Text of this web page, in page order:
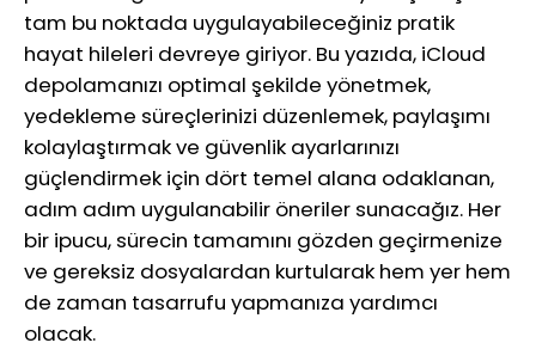
tam bu noktada uygulayabileceğiniz pratik
hayat hileleri devreye giriyor. Bu yazıda, iCloud
depolamanızı optimal şekilde yönetmek,
yedekleme süreçlerinizi düzenlemek, paylaşımı
kolaylaştırmak ve güvenlik ayarlarınızı
güçlendirmek için dört temel alana odaklanan,
adım adım uygulanabilir öneriler sunacağız. Her
bir ipucu, sürecin tamamını gözden geçirmenize
ve gereksiz dosyalardan kurtularak hem yer hem
de zaman tasarrufu yapmanıza yardımcı
olacak.